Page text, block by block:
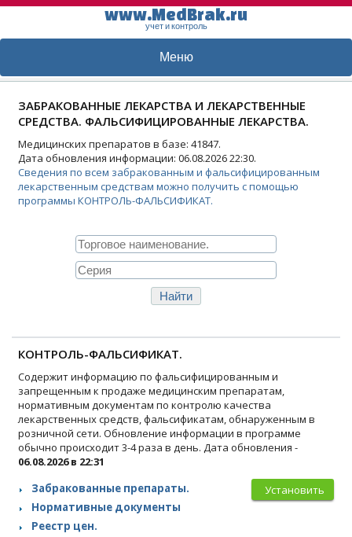
www.MedBrak.ru
учет и контроль
Меню
ЗАБРАКОВАННЫЕ ЛЕКАРСТВА И ЛЕКАРСТВЕННЫЕ
СРЕДСТВА. ФАЛЬСИФИЦИРОВАННЫЕ ЛЕКАРСТВА.
Медицинских препаратов в базе: 41847.
Дата обновления информации: 06.08.2026 22:30.
Сведения по всем забракованным и фальсифицированным
лекарственным средствам можно получить с помощью
программы КОНТРОЛЬ-ФАЛЬСИФИКАТ.
КОНТРОЛЬ-ФАЛЬСИФИКАТ.
Содержит информацию по фальсифицированным и
запрещенным к продаже медицинским препаратам,
нормативным документам по контролю качества
лекарственных средств, фальсификатам, обнаруженным в
розничной сети. Обновление информации в программе
обычно происходит 3-4 раза в день. Дата обновления -
06.08.2026 в 22:31
Установить
Забракованные препараты.
Нормативные документы
Реестр цен.